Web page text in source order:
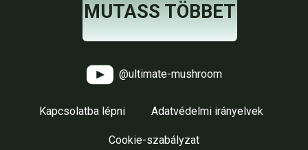
MUTASS TÖBBET
@ultimate-mushroom
Kapcsolatba lépni Adatvédelmi irányelvek
Cookie-szabályzat